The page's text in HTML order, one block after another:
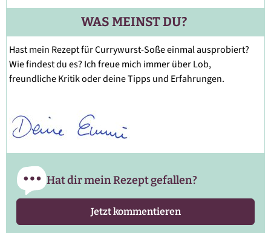
WAS MEINST DU?
Hast mein Rezept für Currywurst-Soße einmal ausprobiert?
Wie findest du es? Ich freue mich immer über Lob,
freundliche Kritik oder deine Tipps und Erfahrungen.
Hat dir mein Rezept gefallen?
Jetzt kommentieren